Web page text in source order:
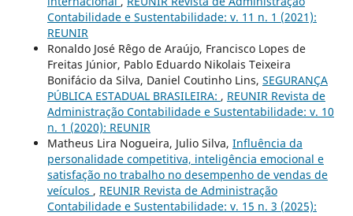
Contabilidade e Sustentabilidade: v. 11 n. 1 (2021):
REUNIR
Ronaldo José Rêgo de Araújo, Francisco Lopes de
Freitas Júnior, Pablo Eduardo Nikolais Teixeira
Bonifácio da Silva, Daniel Coutinho Lins, SEGURANÇA
PÚBLICA ESTADUAL BRASILEIRA: , REUNIR Revista de
Administração Contabilidade e Sustentabilidade: v. 10
n. 1 (2020): REUNIR
Matheus Lira Nogueira, Julio Silva, Influência da
personalidade competitiva, inteligência emocional e
satisfação no trabalho no desempenho de vendas de
veículos , REUNIR Revista de Administração
Contabilidade e Sustentabilidade: v. 15 n. 3 (2025):